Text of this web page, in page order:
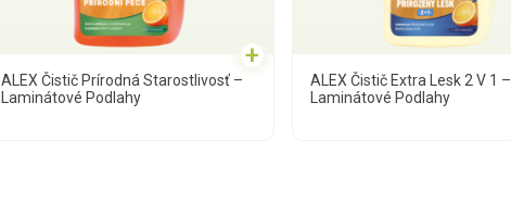
+
ALEX Čistič Prírodná Starostlivosť –
Laminátové Podlahy
ALEX Čistič Extra Lesk 2 V 1 –
Laminátové Podlahy